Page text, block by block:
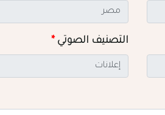
التصنيف الصوتي*